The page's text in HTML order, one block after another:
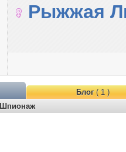
Рыжжая
Блог( 1 )
Шпионаж